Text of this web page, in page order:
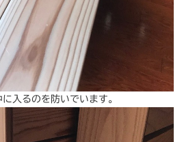
入るのを防いでいます。